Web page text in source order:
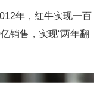
年，红牛实现一百
销售，实现“两年翻